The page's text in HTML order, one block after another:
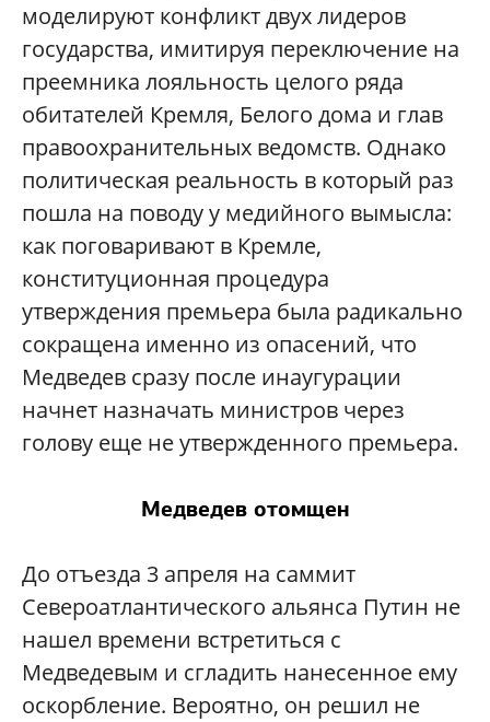
моделируют конфликт двух лидеров
государства, имитируя переключение на
преемника лояльность целого ряда
обитателей Кремля, Белого дома и глав
правоохранительных ведомств. Однако
политическая реальность в который раз
пошла на поводу у медийного вымысла:
как поговаривают в Кремле,
конституционная процедура
утверждения премьера была радикально
сокращена именно из опасений, что
Медведев сразу после инаугурации
начнет назначать министров через
голову еще не утвержденного премьера.
Медведев отомщен
До отъезда 3 апреля на саммит
Североатлантического альянса Путин не
нашел времени встретиться с
Медведевым и сгладить нанесенное ему
оскорбление. Вероятно, он решил не